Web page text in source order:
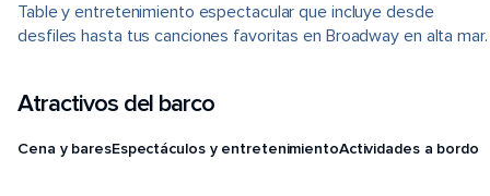
Table y entretenimiento espectacular que incluye desde
desfiles hasta tus canciones favoritas en Broadway en alta mar.
Atractivos del barco
Cena y baresEspectáculos y entretenimientoActividades a bordo